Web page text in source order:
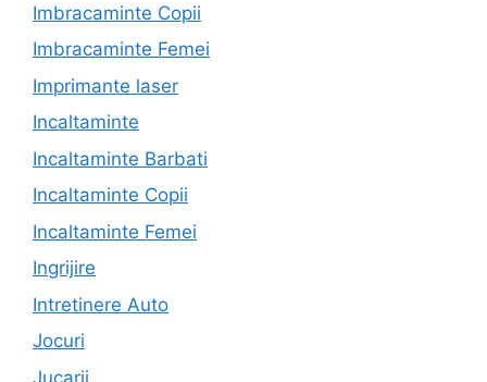
Imbracaminte Copii
Imbracaminte Femei
Imprimante laser
Incaltaminte
Incaltaminte Barbati
Incaltaminte Copii
Incaltaminte Femei
Ingrijire
Intretinere Auto
Jocuri
Jucarii